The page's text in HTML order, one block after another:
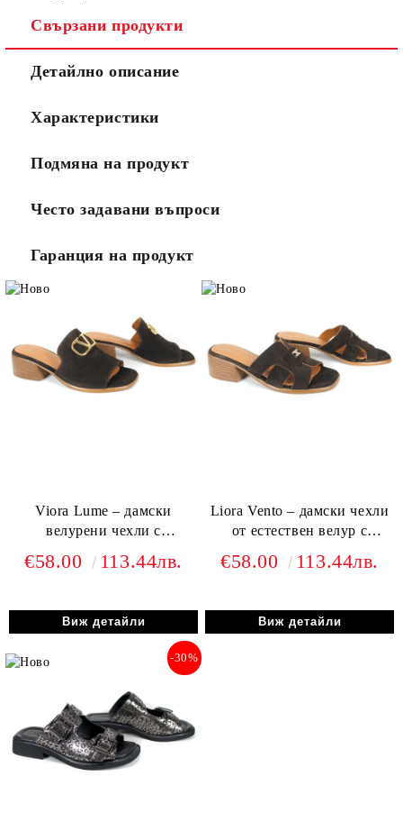
Ние ще се свържем с вас в рамките на работния ден.
Свързани продукти
Детайлно описание
Характеристики
Подмяна на продукт
Често задавани въпроси
Гаранция на продукт
Viora Lume – дамски
велурени чехли с
кафяво
€58.00 113.44лв.
Виж детайли
Liora Vento – дамски чехли
от естествен велур с
кафяво
€58.00 113.44лв.
Виж детайли
-30%